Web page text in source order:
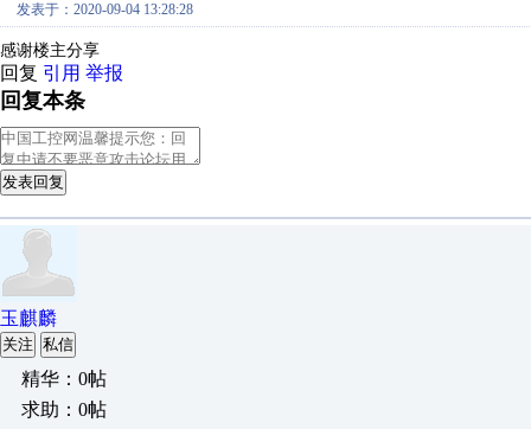
发表于：2020-09-04 13:28:28
感谢楼主分享
回复 引用 举报
回复本条
发表回复
玉麒麟
关注 私信
精华：0帖
求助：0帖